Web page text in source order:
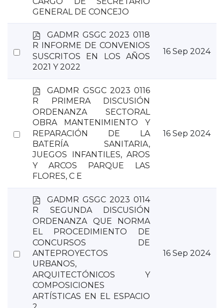
GENERAL DE CONCEJO
Select
item
p
d
f
GADMR GSGC 2023 0118
R INFORME DE CONVENIOS
SUSCRITOS EN LOS AÑOS
2021 Y 2022
16 Sep 2024
Select
p
f
GADMR GSGC 2023 0116
R PRIMERA DISCUSIÓN
ORDENANZA SECTORAL
OBRA MANTENIMIENTO Y
REPARACIÓN DE LA
BATERÍA SANITARIA,
JUEGOS INFANTILES, AROS
Y ARCOS PARQUE LAS
FLORES, C E
16 Sep 2024
Select
p
f
GADMR GSGC 2023 0114
R SEGUNDA DISCUSIÓN
ORDENANZA QUE NORMA
EL PROCEDIMIENTO DE
CONCURSOS DE
ANTEPROYECTOS
URBANOS,
ARQUITECTÓNICOS Y
COMPOSICIONES
ARTÍSTICAS EN EL ESPACIO
16 Sep 2024